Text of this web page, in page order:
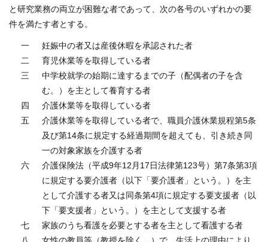
と研究業務の両立が困難な者であって、次の各号のいずれかの要
件を満たす者とする。
一
妊娠中の者又は産後休暇を承認された者
二
育児休業等を取得している者
三
中学校就学の始期に達するまでの子（配偶者の子を含
む。）を主として養育する者
四
介護休業等を取得している者
五
介護休業等を取得している者で、職員介護休業規程第5条
及び第14条に規定する経過期間を超えても、引き続き同
一の対象家族を介護する者
六
介護保険法（平成9年12月17日法律第123号）第7条第3項
に規定する要介護者（以下「要介護者」という。）を主
として介護する者又は同条第4項に規定する要支援者（以
下「要支援者」という。）を主として支援する者
七
家族のうち看護を必要とする者を主として看護する者